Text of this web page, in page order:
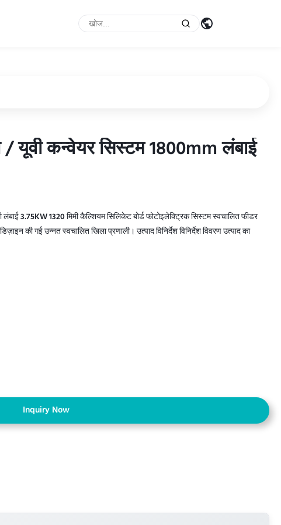
यूवी कन्वेयर सिस्टम 1800mm लंबाई
यूवी कन्वेयर सिस्टम 1800mm लंबाई
3.75KW 1320 मिमी कैल्शियम सिलिकेट बोर्ड फोटोइलेक्ट्रिक सिस्टम स्वचालित फीडर
की गई उन्नत स्वचालित खिला प्रणाली। उत्पाद विनिर्देश विनिर्देश विवरण उत्पाद का
Inquiry Now